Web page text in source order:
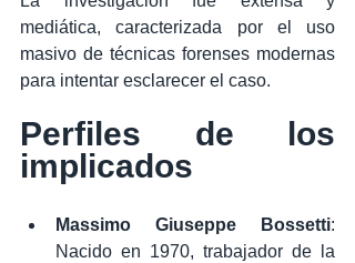
mediática, caracterizada por el uso
masivo de técnicas forenses modernas
para intentar esclarecer el caso.
Perfiles de los
implicados
Massimo Giuseppe Bossetti:
Nacido en 1970, trabajador de la